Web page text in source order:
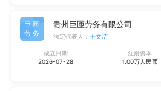
巨匝
劳务
贵州巨匝劳务有限公司
法定代表人： 干文洁
成立日期
2026-07-28
注册资本
1.00万人民币